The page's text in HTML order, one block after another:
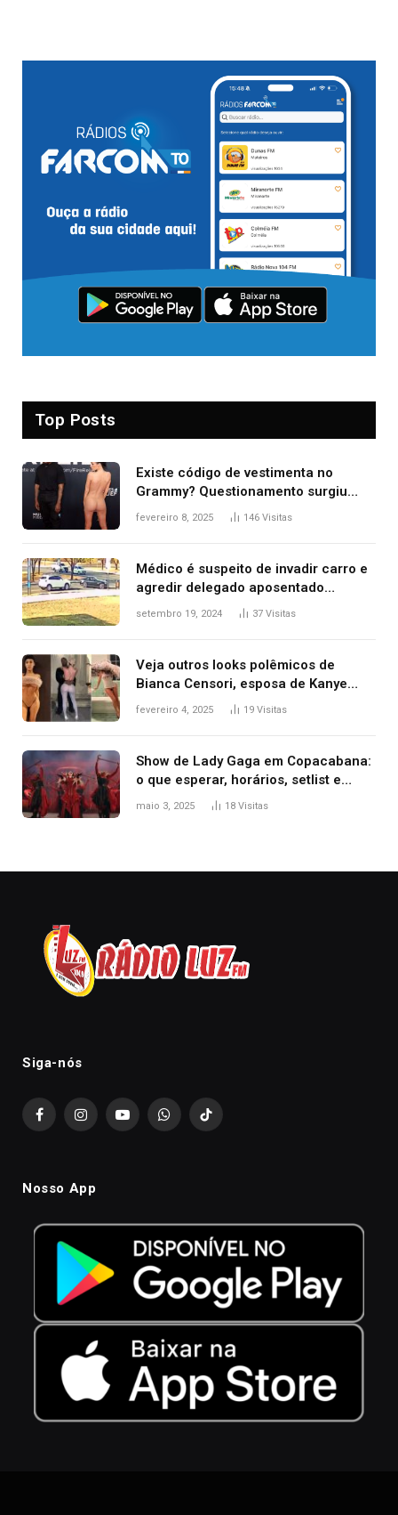
Top Posts
Existe código de vestimenta no
Grammy? Questionamento surgiu
após Bianca Censori, mulher de
fevereiro 8, 2025 146 Visitas
Médico é suspeito de invadir carro e
agredir delegado aposentado
durante confusão no trânsito
setembro 19, 2024 37 Visitas
Veja outros looks polêmicos de
Bianca Censori, esposa de Kanye
West que apareceu nua no Grammy
fevereiro 4, 2025 19 Visitas
Show de Lady Gaga em Copacabana:
o que esperar, horários, setlist e
onde assistir
maio 3, 2025 18 Visitas
Siga-nós
FacebookInstagramYouTubeWhatsAppTikTok
Nosso App